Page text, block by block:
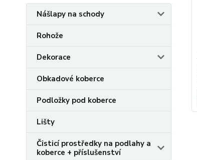
Nášlapy na schody
Rohože
Dekorace
Obkadové koberce
Podložky pod koberce
Lišty
Čisticí prostředky na podlahy a
koberce + příslušenství